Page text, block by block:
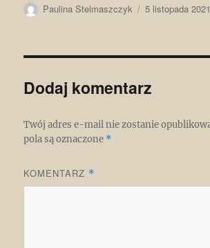
Autor
Paulina Stelmaszczyk
Data
5 listopada 2021
Dodaj komentarz
Twój adres e-mail nie zostanie
pola są oznaczone *
KOMENTARZ *